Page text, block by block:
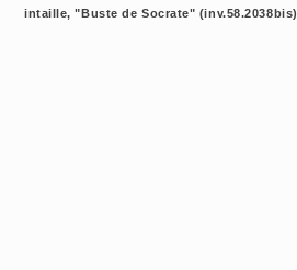
intaille, "Buste de Socrate" (inv.58.2038bis)